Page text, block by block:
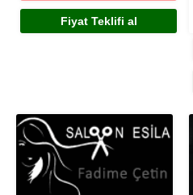
Fiyat Teklifi al